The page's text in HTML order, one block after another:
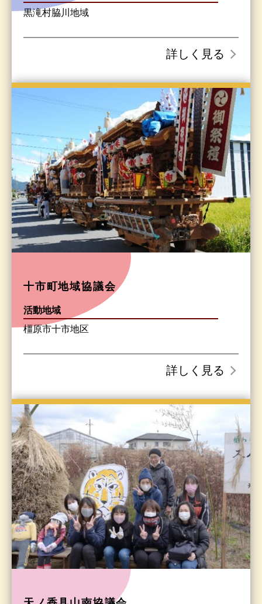
黒滝村脇川地域
詳しく見る
十市町地域協議会
活動地域
橿原市十市地区
詳しく見る